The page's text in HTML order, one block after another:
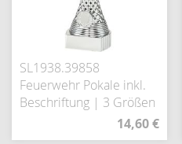
SL1938.39858
Feuerwehr Pokale inkl.
Beschriftung | 3 Größen
14,60 €